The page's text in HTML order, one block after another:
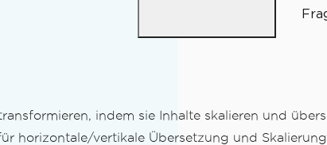
indem sie Inhalte skalieren und
horizontale/vertikale Übersetzung und